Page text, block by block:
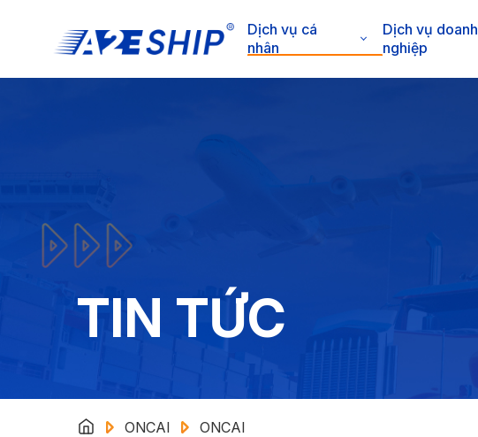
Dịch vụ cá
nhân
Dịch vụ doanh
nghiệp
TIN TỨC
ONCAI ONCAI